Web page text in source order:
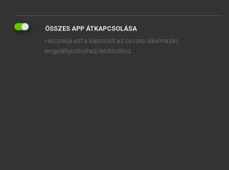
Wirkerei und Strickerei
ÖSSZES APP ÁTKAPCSOLÁSA
Használja ezt a kapcsolót az összes alkalmazás
engedélyezéséhez/letiltásához.